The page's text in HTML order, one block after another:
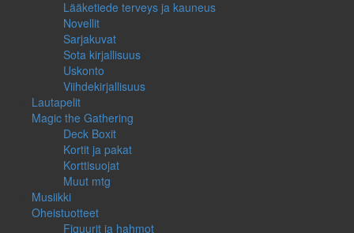
Lääketiede terveys ja kauneus
Novellit
Sarjakuvat
Sota kirjallisuus
Uskonto
Viihdekirjallisuus
Lautapelit
Magic the Gathering
Deck Boxit
Kortit ja pakat
Korttisuojat
Muut mtg
Musiikki
Oheistuotteet
Figuurit ja hahmot